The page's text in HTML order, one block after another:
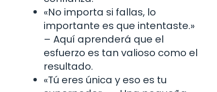
«No importa si fallas, lo
importante es que intentaste.»
– Aquí aprenderá que el
esfuerzo es tan valioso como el
resultado.
«Tú eres única y eso es tu